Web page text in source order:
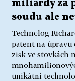
miliardy za
soudu ale
Technolog
patent na úpravu
zisk ve stovkách
unikátní